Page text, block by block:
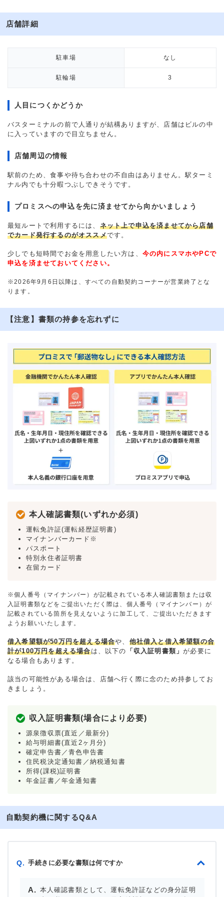
店舗詳細
駐車場 なし
駐輪場 3
人目につくかどうか
バスターミナルの前で人通りが結構ありますが、店舗はビルの中
に入っていますので目立ちません。
店舗周辺の情報
駅前のため、食事や待ち合わせの不自由はありません。駅ターミ
ナル内でも十分暇つぶしできそうです。
プロミスへの申込を先に済ませてから向かいましょう
最短ルートで利用するには、 ネット上で申込を済ませてから店舗
でカード発行するのがオススメです。
少しでも短時間でお金を用意したい方は、 今の内にスマホやPCで
申込を済ませておいてください。
※2026年9月6日以降は、すべての自動契約コーナーが営業終了とな
ります。
【注意】書類の持参を忘れずに
本人確認書類(いずれか必須)
運転免許証(運転経歴証明書)
マイナンバーカード※
パスポート
特別永住者証明書
在留カード
※個人番号（マイナンバー）が記載されている本人確認書類または収
入証明書類などをご提出いただく際は、個人番号（マイナンバー）が
記載されている箇所を見えないように加工して、ご提出いただきます
ようお願いいたします。
借入希望額が50万円を超える場合や、 他社借入と借入希望額の合
計が100万円を超える場合は、以下の 「収入証明書類」が必要に
なる場合もあります。
該当の可能性がある場合は、店舗へ行く際に念のため持参してお
きましょう。
収入証明書類(場合により必要)
源泉徴収票(直近／最新分)
給与明細書(直近2ヶ月分)
確定申告書／青色申告書
住民税決定通知書／納税通知書
所得(課税)証明書
年金証書／年金通知書
自動契約機に関するQ&A
Q. 手続きに必要な書類は何ですか
本人確認書類として、運転免許証などの身分証明